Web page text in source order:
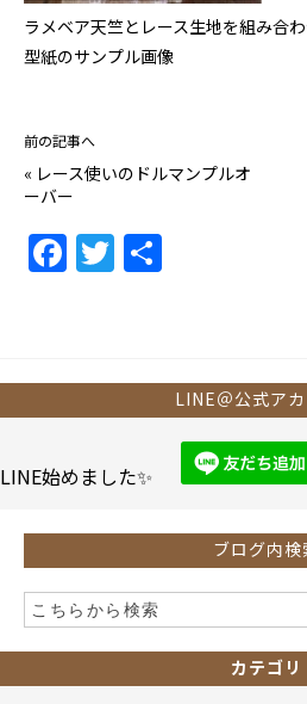
ラメベア天竺とレース生地を組み合
型紙のサンプル画像
前の記事へ
« レース使いのドルマンプルオ
ーバー
F
a
b
o
k
T
w
LINE＠公式ア
LINE始めました✨
ブログ内検
カテゴリ